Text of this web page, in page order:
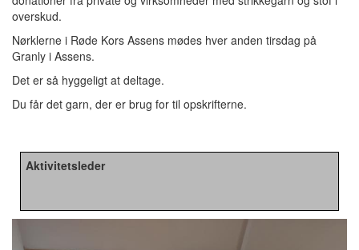
overskud.
Nørklerne i Røde Kors Assens mødes hver anden tirsdag på
Granly i Assens.
Det er så hyggeligt at deltage.
Du får det garn, der er brug for til opskrifterne.
Aktivitetsleder